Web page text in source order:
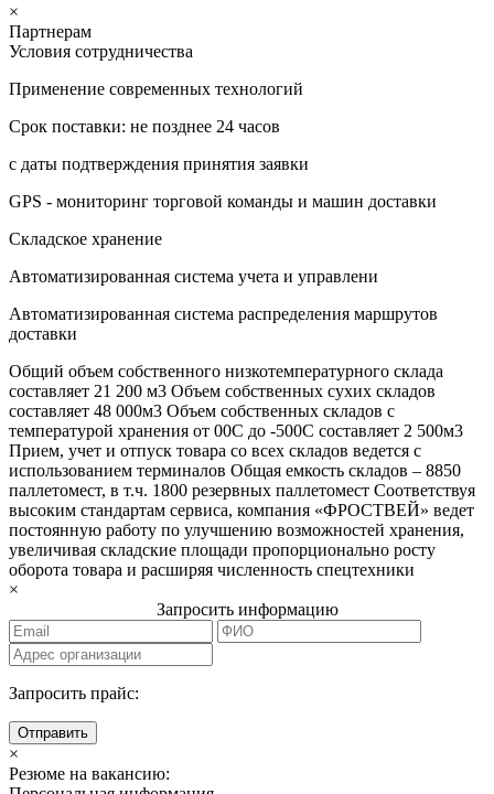
×
Партнерам
Условия сотрудничества
Применение современных технологий
Срок поставки: не позднее 24 часов
с даты подтверждения принятия заявки
GPS - мониторинг торговой команды и машин доставки
Складское хранение
Автоматизированная система учета и управлени
Автоматизированная система распределения маршрутов
доставки
Общий объем собственного низкотемпературного склада
составляет 21 200 м3 Объем собственных сухих складов
составляет 48 000м3 Объем собственных складов с
температурой хранения от 00С до -500С составляет 2 500м3
Прием, учет и отпуск товара со всех складов ведется с
использованием терминалов Общая емкость складов – 8850
паллетомест, в т.ч. 1800 резервных паллетомест Соответствуя
высоким стандартам сервиса, компания «ФРОСТВЕЙ» ведет
постоянную работу по улучшению возможностей хранения,
увеличивая складские площади пропорционально росту
оборота товара и расширяя численность спецтехники
×
Запросить информацию
Запросить прайс:
Отправить
×
Резюме на вакансию: